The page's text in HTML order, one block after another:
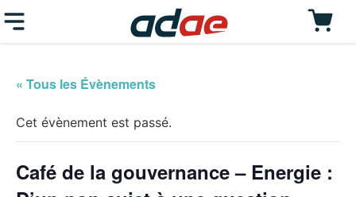
« Tous les Évènements
Cet évènement est passé.
Café de la gouvernance – Energie :